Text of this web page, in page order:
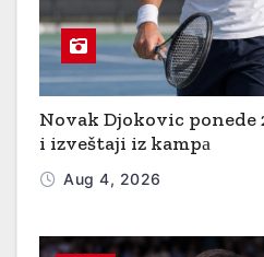
Novak Djokovic ponede
i izveštaji iz kampа
Aug 4, 2026